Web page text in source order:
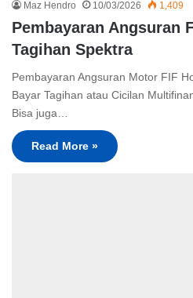
Maz Hendro 10/03/2026 1,409
Pembayaran Angsuran
Tagihan Spektra
Pembayaran Angsuran Motor FIF
Bayar Tagihan atau Cicilan
Bisa juga…
Read More »